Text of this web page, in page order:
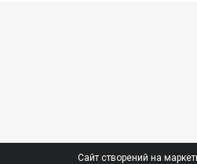
Сайт створений на